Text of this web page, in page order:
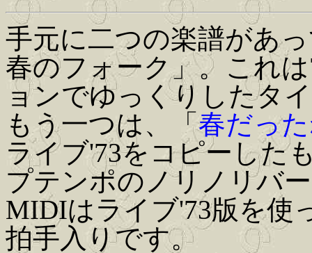
手元に二つの楽譜があ
春のフォーク」。これ
ョンでゆっくりしたタ
もう一つは、「春だっ
ライブ'73をコピーした
プテンポのノリノリバ
MIDIはライブ'73版を使
拍手入りです。